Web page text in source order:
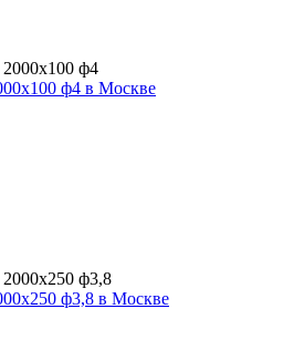
ф4 в Москве
ф3,8 в Москве